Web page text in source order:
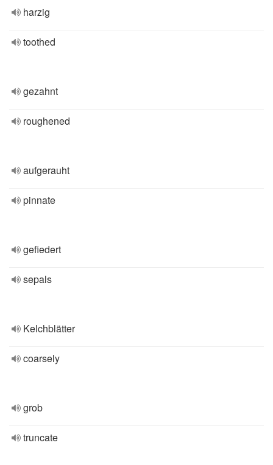
harzig
toothed
gezahnt
roughened
aufgerauht
pinnate
gefiedert
sepals
Kelchblätter
coarsely
grob
truncate